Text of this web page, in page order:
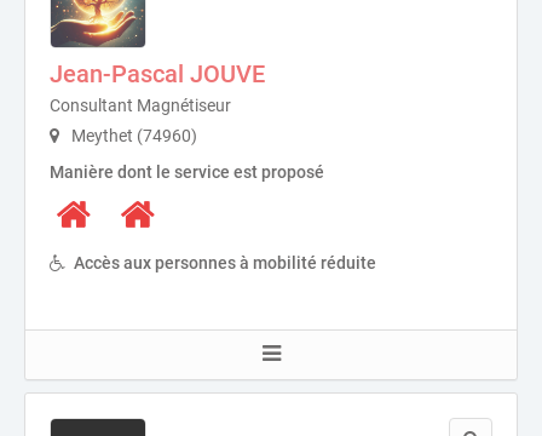
Jean-Pascal JOUVE
Consultant Magnétiseur
Meythet (74960)
Manière dont le service est proposé
Accès aux personnes à mobilité réduite